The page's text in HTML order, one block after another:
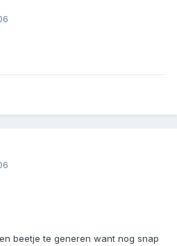
beetje te generen want nog snap